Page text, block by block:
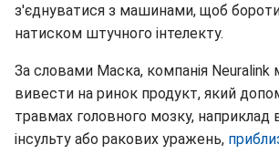
з'єднуватися з машинами, щоб
натиском штучного інтелекту.
За словами Маска, компанія Neuralink
вивести на ринок продукт, який
травмах головного мозку, наприклад
інсульту або ракових уражень,